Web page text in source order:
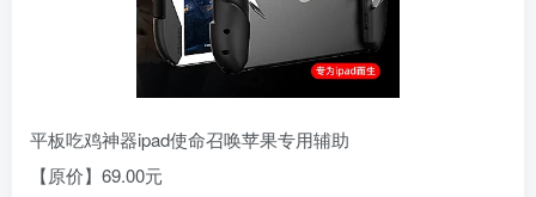
平板吃鸡神器ipad使命召唤苹果专用辅助
【原价】69.00元